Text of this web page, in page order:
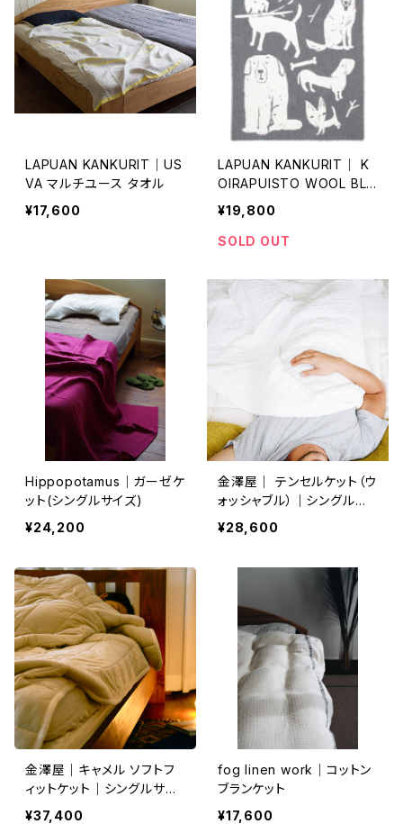
LAPUAN KANKURIT｜US
VA マルチユース タオル
¥17,600
LAPUAN KANKURIT｜ K
OIRAPUISTO WOOL BLA
NKET(90×130cm)【ラッピ
ング無料】
¥19,800
SOLD OUT
Hippopotamus｜ガーゼケ
ット(シングルサイズ)
¥24,200
金澤屋｜ テンセルケット（ウ
ォッシャブル）｜シングルサ
イズ
¥28,600
金澤屋｜キャメル ソフトフ
ィットケット｜シングルサイ
ズ
¥37,400
fog linen work｜コットン
ブランケット
¥17,600